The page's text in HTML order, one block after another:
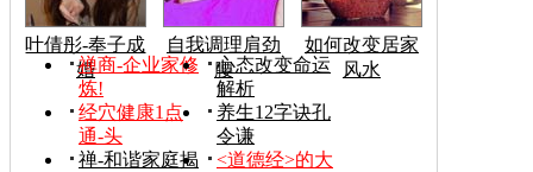
叶倩彤-奉子成
婚
自我调理肩劲
腰
如何改变居家
风水
禅商-企业家修
炼!
心态改变命运
解析
经穴健康1点
通-头
养生12字诀孔
令谦
禅-和谐家庭揭
<道德经>的大